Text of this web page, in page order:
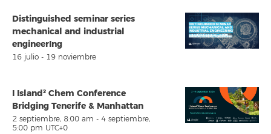
Distinguished seminar series
mechanical and industrial
engineerIng
16 julio - 19 noviembre
I Island² Chem Conference
Bridging Tenerife & Manhattan
2 septiembre, 8:00 am - 4 septiembre,
5:00 pm UTC+0